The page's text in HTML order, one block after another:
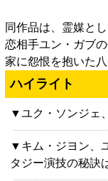
同作品は、霊媒と
恋相手ユン・ガブ
家に怨恨を抱いた
ハイライト
▼ユク・ソンジェ
▼キム・ジヨン、
タジー演技の秘訣